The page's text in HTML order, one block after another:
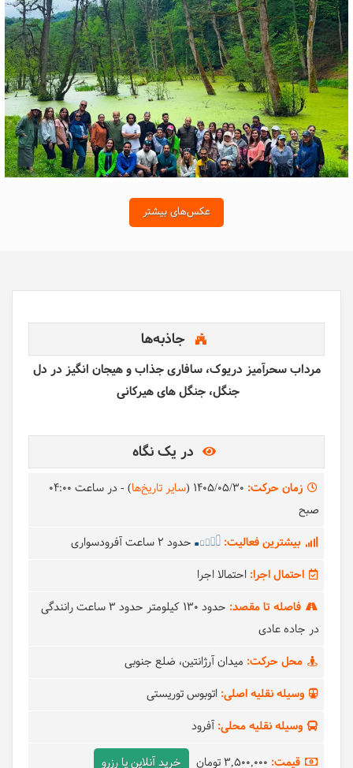
عکس‌های بیشتر
جاذبه‌ها
مرداب سحرآمیز دریوک، سافاری جذاب و هیجان انگیز در دل
جنگل، جنگل های هیرکانی
در یک نگاه
زمان حرکت: 1405/05/30
(سایر تاریخ‌ها)- در ساعت 04:00
صبح
بیشترین فعالیت:
حدود 2 ساعت آفرودسواری
احتمال اجرا: احتمالا اجرا
فاصله تا مقصد:
حدود 130 کیلومتر حدود 3 ساعت رانندگی
در جاده عادی
محل حرکت: میدان آرژانتین، ضلع جنوبی
وسیله نقلیه اصلی: اتوبوس توریستی
وسیله نقلیه محلی: آفرود
قیمت: 3,500,000 تومان خرید آنلاین یا رزرو